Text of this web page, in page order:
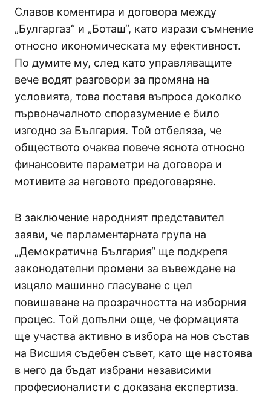
Славов коментира и договора между
„Булгаргаз“ и „Боташ“, като изрази съмнение
относно икономическата му ефективност.
По думите му, след като управляващите
вече водят разговори за промяна на
условията, това поставя въпроса доколко
първоначалното споразумение е било
изгодно за България. Той отбеляза, че
обществото очаква повече яснота относно
финансовите параметри на договора и
мотивите за неговото предоговаряне.
В заключение народният представител
заяви, че парламентарната група на
„Демократична България“ ще подкрепя
законодателни промени за въвеждане на
изцяло машинно гласуване с цел
повишаване на прозрачността на изборния
процес. Той допълни още, че формацията
ще участва активно в избора на нов състав
на Висшия съдебен съвет, като ще настоява
в него да бъдат избрани независими
професионалисти с доказана експертиза.